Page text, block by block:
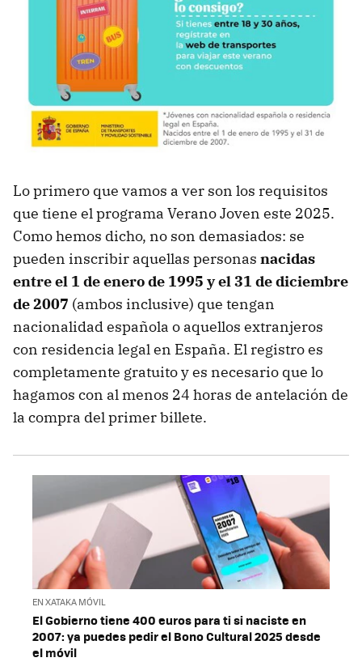
Lo primero que vamos a ver son los requisitos
que tiene el programa Verano Joven este 2025.
Como hemos dicho, no son demasiados: se
pueden inscribir aquellas personas nacidas
entre el 1 de enero de 1995 y el 31 de diciembre
de 2007 (ambos inclusive) que tengan
nacionalidad española o aquellos extranjeros
con residencia legal en España. El registro es
completamente gratuito y es necesario que lo
hagamos con al menos 24 horas de antelación de
la compra del primer billete.
EN XATAKA MÓVIL
El Gobierno tiene 400 euros para ti si naciste en
2007: ya puedes pedir el Bono Cultural 2025 desde
el móvil